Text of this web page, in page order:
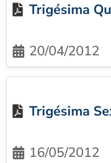
Trigésima
20/04/2012
Trigésima
16/05/2012